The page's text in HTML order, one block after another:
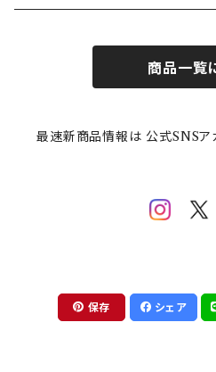
mofusand（モフサンド）
mofsand×日比谷花壇
ちびまる子ちゃんandクレヨンしん
HANAE MORI(ハナエモリ)
THE BEATLES(ザ・ビートルズ)
【山加商店×yaeko】migratory
隅切り重箱
HAPPY DINING(ハッピーダイニ
メイメイウェア
SoSo(ソソ）
商品一覧
最速新商品情報は 公式SNSア
保存 シェア